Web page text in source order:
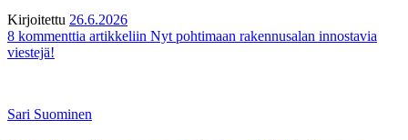
Kirjoitettu 26.6.2026
8 kommenttia artikkeliin Nyt pohtimaan rakennusalan innostavia
viestejä!
Sari Suominen